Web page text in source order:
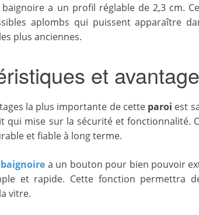
a un profil réglable de 2,3 cm.
aplombs qui puissent apparaître
plus anciennes.
et
la plus importante de cette paroi est
qui mise sur la sécurité et fonctionnalité.
et fiable à long terme.
a un bouton pour bien pouvoir
et rapide. Cette fonction permettra
vitre.